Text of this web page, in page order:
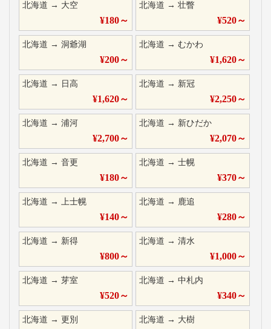
北海道 → 大空
¥180～
北海道 →壮瞥
¥520～
北海道 → 洞爺湖
¥200～
北海道 →むかわ
¥1,620～
北海道 → 日高
¥1,620～
北海道 → 新冠
¥2,250～
北海道 → 浦河
¥2,700～
北海道 → 新ひだか
¥2,070～
北海道 → 音更
¥180～
北海道 →士幌
¥370～
北海道 → 上士幌
¥140～
北海道 → 鹿追
¥280～
北海道 → 新得
¥800～
北海道 →清水
¥1,000～
北海道 → 芽室
¥520～
北海道 →中札内
¥340～
北海道 → 更別 北海道 → 大樹